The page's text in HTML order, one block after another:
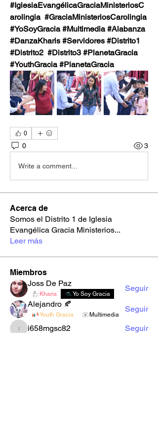
#IglesiaEvangélicaGraciaMinisteriosC
arolingia  #GraciaMinisteriosCarolingia
#YoSoyGracia #Multimedia #Alabanza
#DanzaKharis #Servidores #Distrito1
#Distrito2  #Distrito3 #PlanetaGracia
#YouthGracia #PlanetaGracia
0
0 3
Write a comment...
Acerca de
Somos el Distrito 1 de Iglesia
Evangélica Gracia Ministerios...
Leer más
Miembros
Joss De Paz
Kharis Yo Soy Gracia
Seguir
Alejandro 🍂
Youth Gracia Multimedia
Seguir
i658mgsc82
i658mgsc82 Seguir